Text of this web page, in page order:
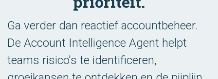
Ga verder dan reactief accountbeheer.
De Account Intelligence Agent helpt
teams risico's te identificeren,